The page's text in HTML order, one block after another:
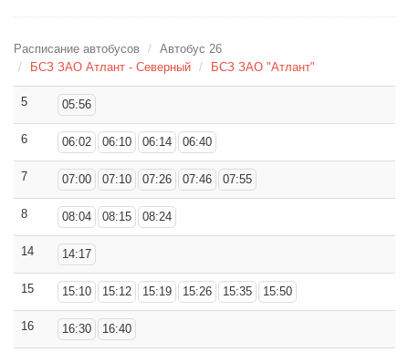
Расписание автобусов
Автобус 26
БСЗ ЗАО Атлант - Северный
БСЗ ЗАО "Атлант"
5 05:56
6 06:02 06:10 06:14 06:40
7 07:00 07:10 07:26 07:46 07:55
8 08:04 08:15 08:24
14 14:17
15 15:10 15:12 15:19 15:26 15:35 15:50
16 16:30 16:40